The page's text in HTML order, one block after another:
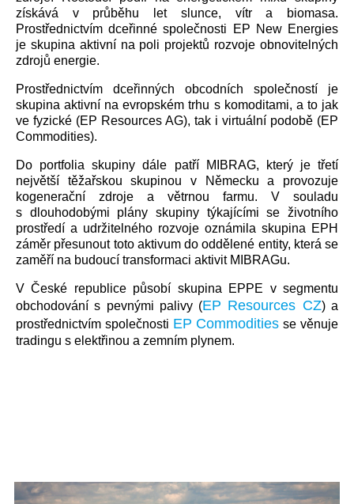
získává v průběhu let slunce, vítr a biomasa.
Prostřednictvím dceřinné společnosti EP New Energies
je skupina aktivní na poli projektů rozvoje obnovitelných
zdrojů energie.
Prostřednictvím dceřinných obcodních společností je
skupina aktivní na evropském trhu s komoditami, a to jak
ve fyzické (EP Resources AG), tak i virtuální podobě (EP
Commodities).
Do portfolia skupiny dále patří MIBRAG, který je třetí
největší těžařskou skupinou v Německu a provozuje
kogenerační zdroje a větrnou farmu. V souladu
s dlouhodobými plány skupiny týkajícími se životního
prostředí a udržitelného rozvoje oznámila skupina EPH
záměr přesunout toto aktivum do oddělené entity, která se
zaměří na budoucí transformaci aktivit MIBRAGu.
V České republice působí skupina EPPE v segmentu
obchodování s pevnými palivy (EP Resources CZ) a
prostřednictvím společnosti EP Commodities se věnuje
tradingu s elektřinou a zemním plynem.